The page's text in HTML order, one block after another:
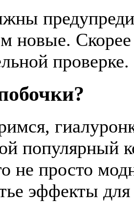
новые.
проверке.
популярный
не просто
эффекты